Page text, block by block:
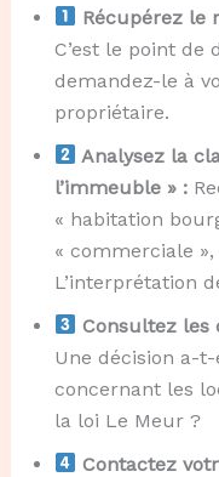
Récupérez le
C’est le point de
demandez-le à
propriétaire.
Analysez la
l’immeuble » :
« habitation
« commerciale
L’interprétation
Consultez les
Une décision a-
concernant les
la loi Le Meur ?
Contactez